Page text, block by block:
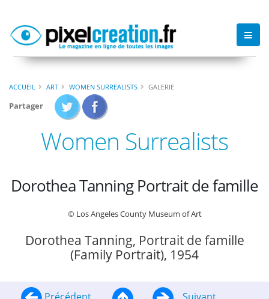
ACCUEIL ART WOMEN SURREALISTS GALERIE
Partager
Women Surrealists
Dorothea Tanning Portrait de famille
© Los Angeles County Museum of Art
Dorothea Tanning, Portrait de famille
(Family Portrait), 1954